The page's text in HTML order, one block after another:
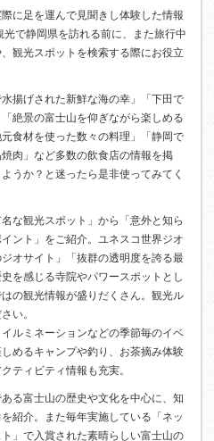
に足を運んで見聞きし体験した情報
で静岡県を訪れる前に、また旅行中
観光スポットを検索する際にお役立
揚げされた新鮮な海の幸」「下田で
絶景の富士山を仰ぎながら楽しめる
食材を使った数々の料理」「静岡で
肉」など多数の飲食店の情報を掲
うか？と迷ったら是非使ってみてく
な観光スポット」から「意外と知ら
ント」をご紹介。ユネスコ世界ジオ
オサイト」「抜群の透明度を誇る最
を感じる寺院やパワースポットとし
の観光情報が盛りだくさん。観光ル
い。
ルミネーションなどの季節毎のイベ
めるキャンプや釣り、お茶摘み体験
ティビティ情報も充実。
る富士山の歴史や文化を中心に、知
紹介。また毎年実施している「ネッ
」で入賞された素晴らしい富士山の